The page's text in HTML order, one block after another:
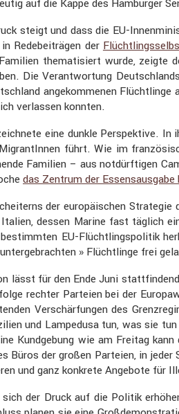
auf die Kappe des Hamburger
steigt und dass die EU-
Redebei­trägen der
thema­ti­siert wurde,
Die Verant­wor­tung
angekom­menen
verlassen konnten.
eine dunkle Perspek­tive.
führt. Wie im
Familien – aus notdürf­tigen
das Zentrum der
der europäi­schen
dessen Marine fast täglich
EU-Flücht­lings­po­litik
» Flücht­linge frei
lässt für den Ende Juni
rechter Parteien bei der
Verschär­fungen des
und Lampe­dusa tun, was sie
Kundge­bung wie am Freitag
Büros der großen Parteien, in
und ganz konkrete Angebote für
der Druck auf die Politik